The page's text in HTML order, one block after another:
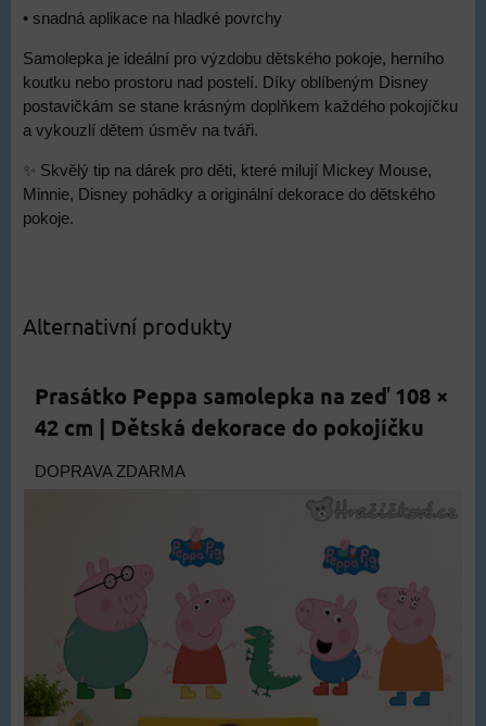
• snadná aplikace na hladké povrchy
Samolepka je ideální pro výzdobu dětského pokoje, herního
koutku nebo prostoru nad postelí. Díky oblíbeným Disney
postavičkám se stane krásným doplňkem každého pokojíčku
a vykouzlí dětem úsměv na tváři.
✨ Skvělý tip na dárek pro děti, které milují Mickey Mouse,
Minnie, Disney pohádky a originální dekorace do dětského
pokoje.
Alternativní produkty
Prasátko Peppa samolepka na zeď 108 ×
42 cm | Dětská dekorace do pokojíčku
DOPRAVA ZDARMA